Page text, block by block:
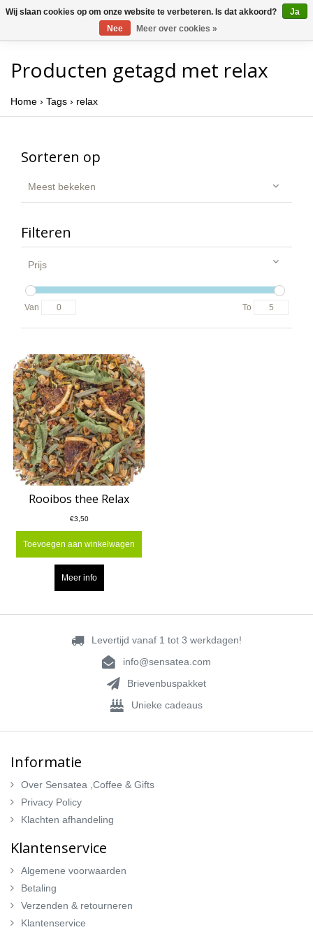
Producten getagd met relax
Home › Tags › relax
Sorteren op
Meest bekeken
Filteren
Prijs
Van To
Rooibos thee Relax
€3,50
Toevoegen aan winkelwagen
Meer info
Levertijd vanaf 1 tot 3 werkdagen!
info@sensatea.com
Brievenbuspakket
Unieke cadeaus
Informatie
Over Sensatea ,Coffee & Gifts
Privacy Policy
Klachten afhandeling
Klantenservice
Algemene voorwaarden
Betaling
Verzenden & retourneren
Klantenservice
Wij slaan cookies op om onze website te verbeteren. Is dat akkoord?
Ja
Nee
Meer over cookies »